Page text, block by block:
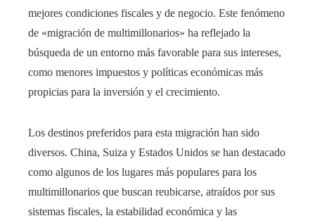
mejores condiciones fiscales y de negocio. Este fenómeno
de «migración de multimillonarios» ha reflejado la
búsqueda de un entorno más favorable para sus intereses,
como menores impuestos y políticas económicas más
propicias para la inversión y el crecimiento.
Los destinos preferidos para esta migración han sido
diversos. China, Suiza y Estados Unidos se han destacado
como algunos de los lugares más populares para los
multimillonarios que buscan reubicarse, atraídos por sus
sistemas fiscales, la estabilidad económica y las